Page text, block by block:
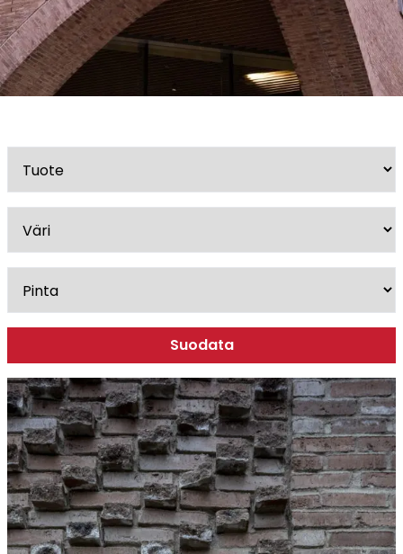
Esitteet, hinnastot ja ohjeet
Tiileri lasku
Kotikäynti
Julkisivutiilet
Tiililaatat
Tiilimuurauskannakejärjestelmät
Vastuullisuus
Tiilityökalu
Verkkokauppa
Tulisijatarvikkeet
Kamiinat ja kevyet tulisijat
Grillit ja pihakeittiöt
Tiilet
Laastit
Suodata